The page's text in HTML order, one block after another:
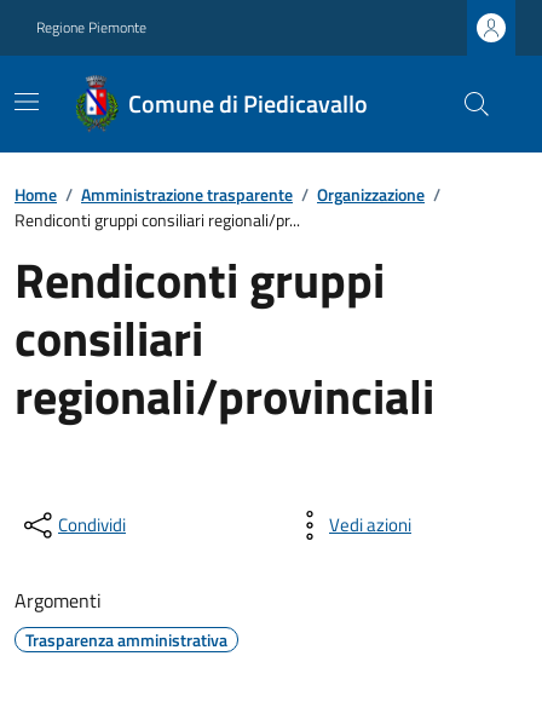
Regione Piemonte
Comune di Piedicavallo
Home / Amministrazione trasparente / Organizzazione /
Rendiconti gruppi consiliari regionali/pr...
Rendiconti gruppi
consiliari
regionali/provinciali
Condividi Vedi azioni
Argomenti
Trasparenza amministrativa